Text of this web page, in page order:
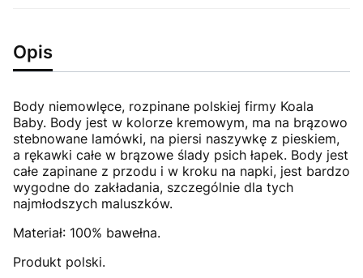
Opis
Body niemowlęce, rozpinane polskiej firmy Koala
Baby. Body jest w kolorze kremowym, ma na brązowo
stebnowane lamówki, na piersi naszywkę z pieskiem,
a rękawki całe w brązowe ślady psich łapek. Body jest
całe zapinane z przodu i w kroku na napki, jest bardzo
wygodne do zakładania, szczególnie dla tych
najmłodszych maluszków.
Materiał: 100% bawełna.
Produkt polski.